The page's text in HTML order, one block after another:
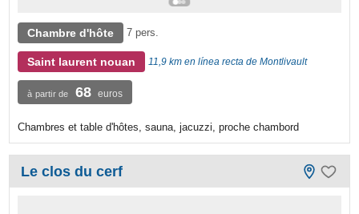
Chambre d'hôte 7 pers.
Saint laurent nouan 11,9 km en línea recta de Montlivault
à partir de 68 euros
Chambres et table d'hôtes, sauna, jacuzzi, proche chambord
Le clos du cerf